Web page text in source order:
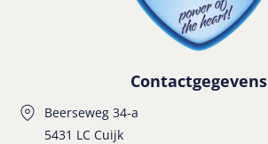
Contactgegevens
Beerseweg 34-a
5431 LC Cuijk